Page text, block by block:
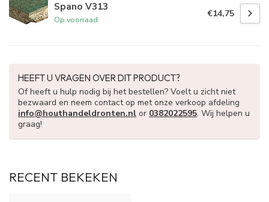
Spano V313
Op voorraad
€14,75
HEEFT U VRAGEN OVER DIT PRODUCT?
Of heeft u hulp nodig bij het bestellen? Voelt u zicht niet
bezwaard en neem contact op met onze verkoop afdeling
info@houthandeldronten.nl or 0382022595. Wij helpen u
graag!
RECENT BEKEKEN